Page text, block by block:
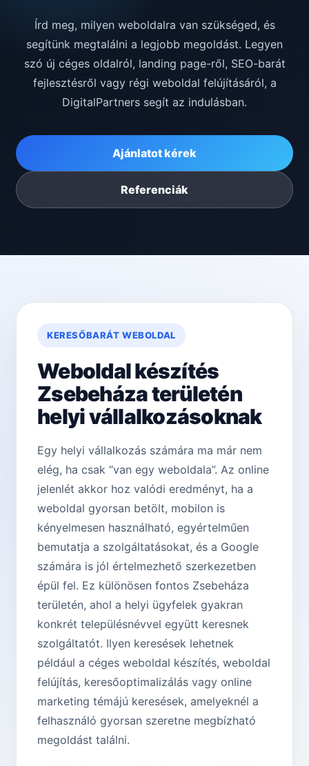
Írd meg, milyen weboldalra van szükséged, és
segítünk megtalálni a legjobb megoldást. Legyen
szó új céges oldalról, landing page-ről, SEO-barát
fejlesztésről vagy régi weboldal felújításáról, a
DigitalPartners segít az indulásban.
Ajánlatot kérek
Referenciák
KERESŐBARÁT WEBOLDAL
Weboldal készítés
Zsebeháza területén
helyi vállalkozásoknak
Egy helyi vállalkozás számára ma már nem
elég, ha csak “van egy weboldala”. Az online
jelenlét akkor hoz valódi eredményt, ha a
weboldal gyorsan betölt, mobilon is
kényelmesen használható, egyértelműen
bemutatja a szolgáltatásokat, és a Google
számára is jól értelmezhető szerkezetben
épül fel. Ez különösen fontos Zsebeháza
területén, ahol a helyi ügyfelek gyakran
konkrét településnévvel együtt keresnek
szolgáltatót. Ilyen keresések lehetnek
például a céges weboldal készítés, weboldal
felújítás, keresőoptimalizálás vagy online
marketing témájú keresések, amelyeknél a
felhasználó gyorsan szeretne megbízható
megoldást találni.